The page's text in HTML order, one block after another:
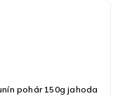
pohár 150g jahoda